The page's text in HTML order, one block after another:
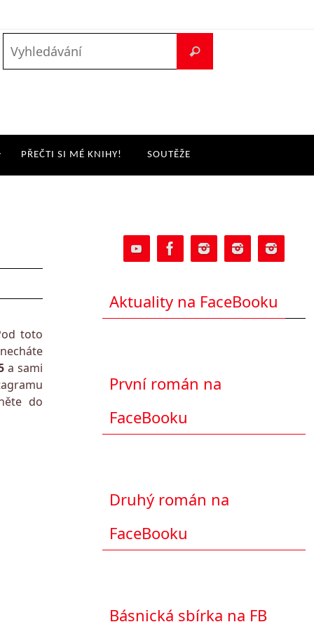
PŘEČTI SI MÉ KNIHY! SOUTĚŽE
toto
a sami
do
Aktuality na FaceBooku
První román na
FaceBooku
Druhý román na
FaceBooku
Básnická sbírka na FB